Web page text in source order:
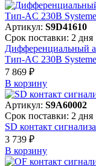
Артикул: S9D41610
Срок поставки: 2 дня
Дифференциальный
Тип-AC 230В
7 869 ₽
В корзинy
Артикул: S9A60002
Срок поставки: 2 дня
SD контакт
3 739 ₽
В корзинy